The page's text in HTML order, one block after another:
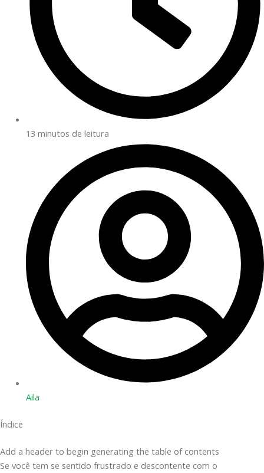
13 minutos de leitura
Aila
Índice
Add a header to begin generating the table of contents
Se você tem se sentido frustrado e descontente com o